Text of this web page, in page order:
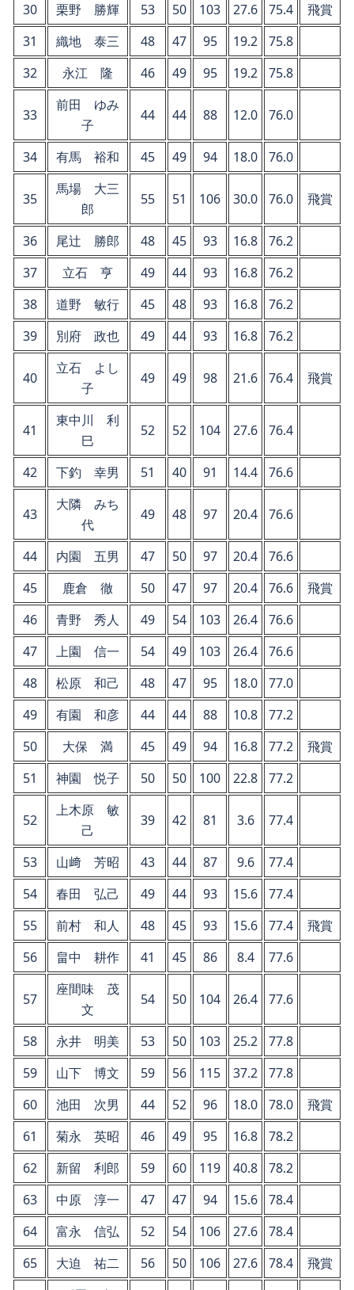
30
栗野 勝輝 53 50 103 27.6 75.4
飛賞
31
織地 泰三 48 47 95 19.2
75.8
32
永江 隆 46 49 95 19.2 75.8
33
前田 ゆみ
子
44 44 88 12.0 76.0
34 有馬 裕和 45 49 94 18.0 76.0
35
馬場 大三
郎
55 51 106 30.0 76.0 飛賞
36 尾辻 勝郎 48 45 93 16.8
76.2
37
立石 亨 49 44 93 16.8
76.2
38
道野 敏行 45 48 93 16.8
76.2
39
別府 政也 49 44 93 16.8 76.2
40
立石 よし
子
49 49 98 21.6 76.4 飛賞
41
東中川 利
巳
52 52 104 27.6 76.4
42 下釣 幸男 51 40 91 14.4 76.6
43
大隣 みち
代
49 48 97 20.4 76.6
44 内園 五男 47 50 97 20.4
76.6
45
鹿倉 徹 50 47 97 20.4 76.6
飛賞
46
青野 秀人 49 54 103 26.4
76.6
47
上園 信一 54 49 103 26.4
76.6
48
松原 和己 48 47 95 18.0
77.0
49
有園 和彦 44 44 88 10.8
77.2
50
大保 満 45 49 94 16.8 77.2
飛賞
51
神園 悦子 50 50 100 22.8 77.2
52
上木原 敏
己
39 42 81 3.6 77.4
53 山﨑 芳昭 43 44 87 9.6
77.4
54
春田 弘己 49 44 93 15.6
77.4
55
前村 和人 48 45 93 15.6 77.4
飛賞
56
畠中 耕作 41 45 86 8.4 77.6
57
座間味 茂
文
54 50 104 26.4 77.6
58 永井 明美 53 50 103 25.2
77.8
59
山下 博文 59 56 115 37.2
77.8
60
池田 次男 44 52 96 18.0 78.0
飛賞
61
菊永 英昭 46 49 95 16.8
78.2
62
新留 利郎 59 60 119 40.8
78.2
63
中原 淳一 47 47 94 15.6
78.4
64
富永 信弘 52 54 106 27.6
78.4
65
大迫 祐二 56 50 106 27.6 78.4
飛賞